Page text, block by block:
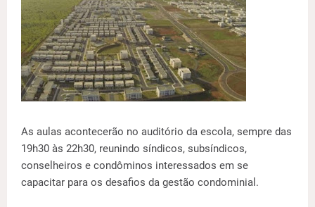
As aulas acontecerão no auditório da escola, sempre das
19h30 às 22h30, reunindo síndicos, subsíndicos,
conselheiros e condôminos interessados em se
capacitar para os desafios da gestão condominial.